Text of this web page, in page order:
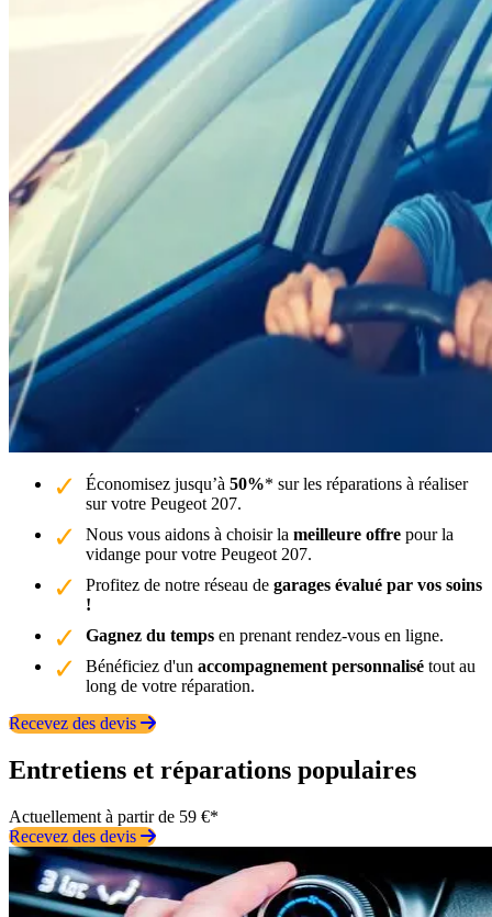
Économisez jusqu’à 50%* sur les réparations à réaliser
sur votre Peugeot 207.
Nous vous aidons à choisir la meilleure offre pour la
vidange pour votre Peugeot 207.
Profitez de notre réseau de garages évalué par vos soins
!
Gagnez du temps en prenant rendez-vous en ligne.
Bénéficiez d'un accompagnement personnalisé tout au
long de votre réparation.
Recevez des devis
Entretiens et réparations populaires
Actuellement à partir de 59 €*
Recevez des devis